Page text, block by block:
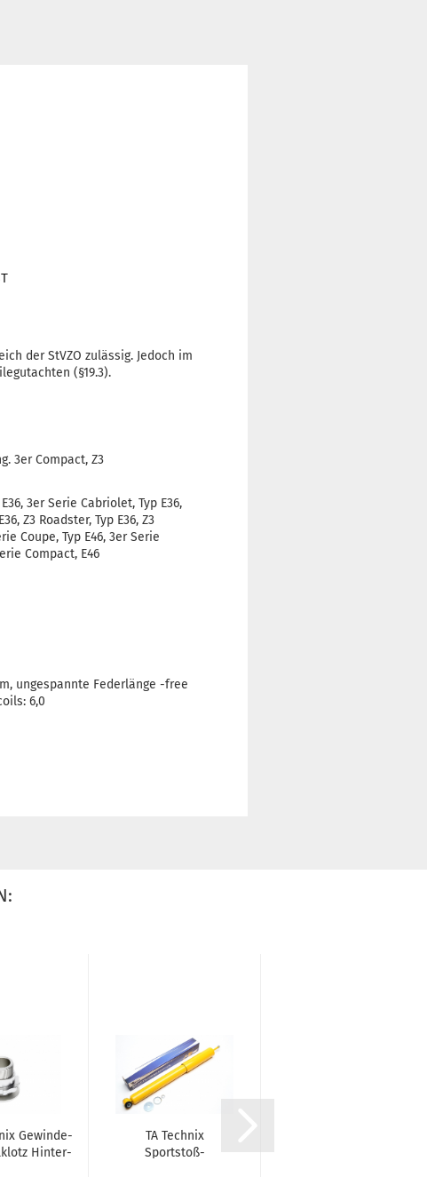
der StVZO zulässig. Jedoch im
(§19.3).
3er Compact, Z3
3er Serie Cabriolet, Typ E36,
Z3 Roadster, Typ E36, Z3
Coupe, Typ E46, 3er Serie
Compact, E46
ungespannte Federlänge -free
6,0
Ge­win­de­
Hin­ter­
TA Tech­nix
Sport­stoß­